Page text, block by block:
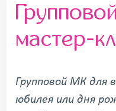
мастер-
Групповой МК для
юбилея или дня